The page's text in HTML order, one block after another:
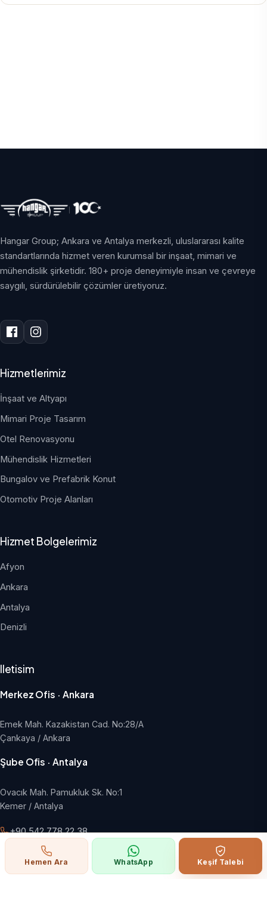
Hangar Group; Ankara ve Antalya merkezli, uluslararası kalite
standartlarında hizmet veren kurumsal bir inşaat, mimari ve
mühendislik şirketidir. 180+ proje deneyimiyle insan ve çevreye
saygılı, sürdürülebilir çözümler üretiyoruz.
Hizmetlerimiz
İnşaat ve Altyapı
Mimari Proje Tasarım
Otel Renovasyonu
Mühendislik Hizmetleri
Bungalov ve Prefabrik Konut
Otomotiv Proje Alanları
Hizmet Bolgelerimiz
Afyon
Ankara
Antalya
Denizli
Iletisim
Merkez Ofis · Ankara
Emek Mah. Kazakistan Cad. No:28/A
Çankaya / Ankara
Şube Ofis · Antalya
Ovacık Mah. Pamukluk Sk. No:1
Kemer / Antalya
+90 542 778 22 38
info@hangargroup.com.tr
Pazartesi - Cuma, 09:00 - 18:00
Hemen Ara WhatsApp Keşif Talebi